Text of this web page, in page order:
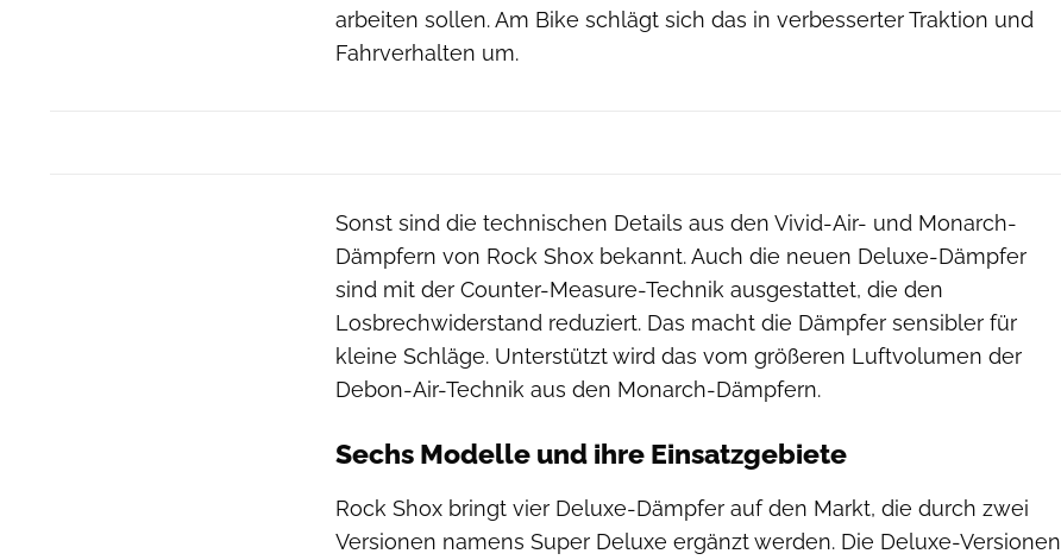
arbeiten sollen. Am Bike schlägt sich das in verbesserter Traktion und
Fahrverhalten um.
Sonst sind die technischen Details aus den Vivid-Air- und Monarch-
Dämpfern von Rock Shox bekannt. Auch die neuen Deluxe-Dämpfer
sind mit der Counter-Measure-Technik ausgestattet, die den
Losbrechwiderstand reduziert. Das macht die Dämpfer sensibler für
kleine Schläge. Unterstützt wird das vom größeren Luftvolumen der
Debon-Air-Technik aus den Monarch-Dämpfern.
Sechs Modelle und ihre Einsatzgebiete
Rock Shox bringt vier Deluxe-Dämpfer auf den Markt, die durch zwei
Versionen namens Super Deluxe ergänzt werden. Die Deluxe-Versionen